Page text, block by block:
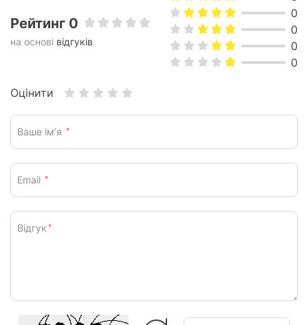
Рейтинг 0
на основі відгуків
0
0
0
0
Оцінити
Ваше ім’я *
Email *
Відгук *